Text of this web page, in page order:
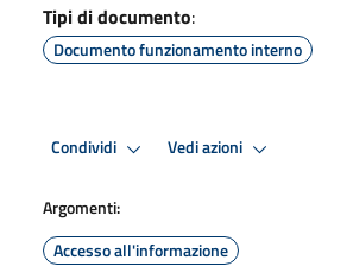
Tipi di documento:
Documento funzionamento interno
Condividi Vedi azioni
Argomenti:
Accesso all'informazione